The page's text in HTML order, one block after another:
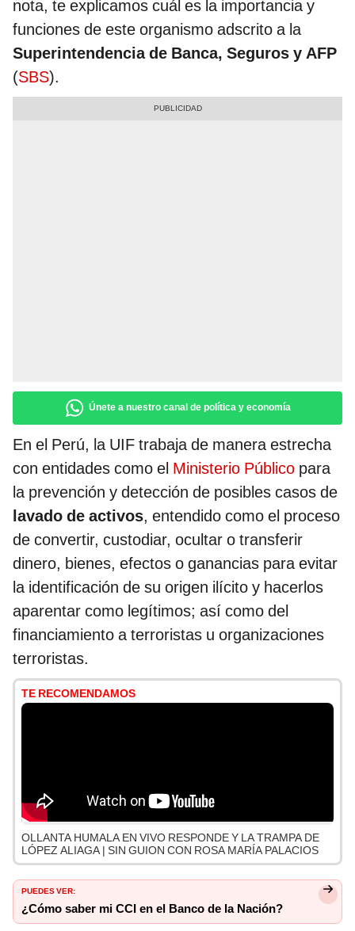
nota, te explicamos cuál es la importancia y
funciones de este organismo adscrito a la
Superintendencia de Banca, Seguros y AFP
(SBS).
Únete a nuestro canal de política y economía
En el Perú, la UIF trabaja de manera estrecha
con entidades como el Ministerio Público para
la prevención y detección de posibles casos de
lavado de activos, entendido como el proceso
de convertir, custodiar, ocultar o transferir
dinero, bienes, efectos o ganancias para evitar
la identificación de su origen ilícito y hacerlos
aparentar como legítimos; así como del
financiamiento a terroristas u organizaciones
terroristas.
TE RECOMENDAMOS
OLLANTA HUMALA EN VIVO RESPONDE Y LA TRAMPA DE
LÓPEZ ALIAGA | SIN GUION CON ROSA MARÍA PALACIOS
PUEDES VER:
¿Cómo saber mi CCI en el Banco de la Nación?